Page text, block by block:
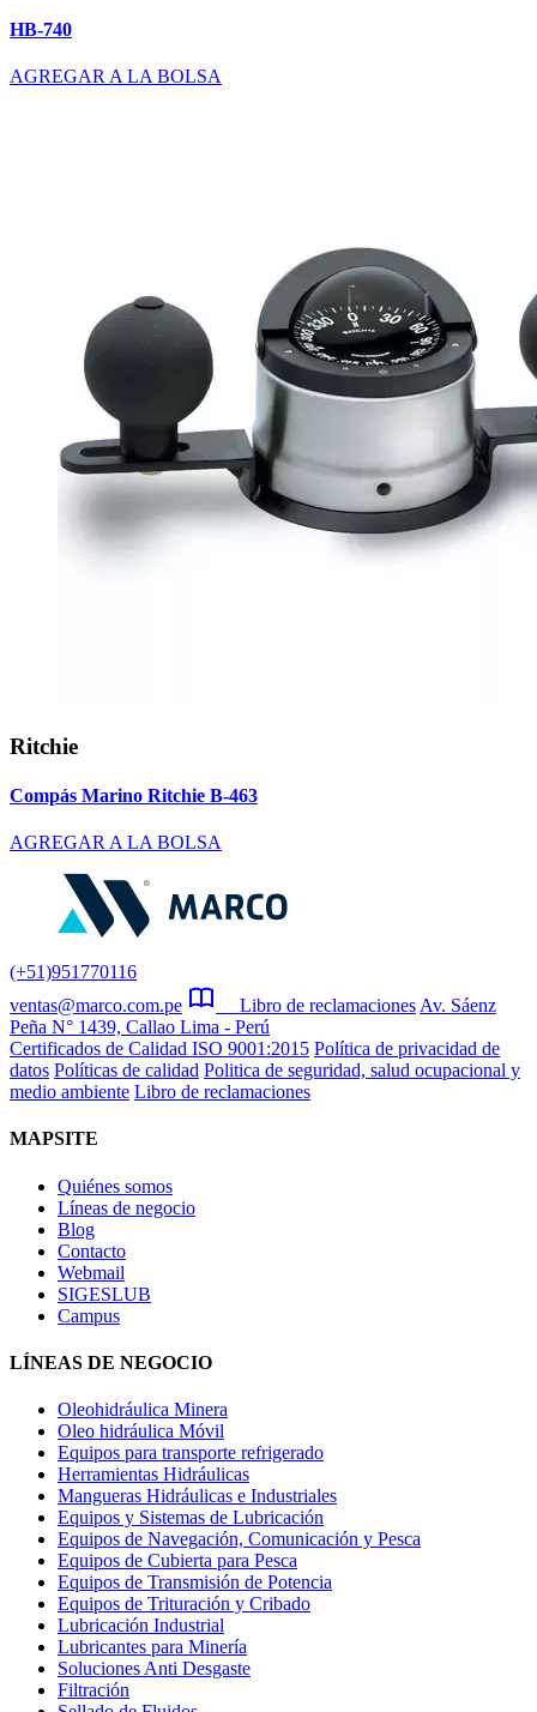
HB-740
AGREGAR A LA BOLSA
Ritchie
Compás Marino Ritchie B-463
AGREGAR A LA BOLSA
(+51)951770116
ventas@marco.com.pe
Libro de reclamaciones Av. Sáenz
Peña N° 1439, Callao Lima - Perú
Certificados de Calidad ISO 9001:2015 Política de privacidad de
datos Políticas de calidad Politica de seguridad, salud ocupacional y
medio ambiente Libro de reclamaciones
MAPSITE
Quiénes somos
Líneas de negocio
Blog
Contacto
Webmail
SIGESLUB
Campus
LÍNEAS DE NEGOCIO
Oleohidráulica Minera
Oleo hidráulica Móvil
Equipos para transporte refrigerado
Herramientas Hidráulicas
Mangueras Hidráulicas e Industriales
Equipos y Sistemas de Lubricación
Equipos de Navegación, Comunicación y Pesca
Equipos de Cubierta para Pesca
Equipos de Transmisión de Potencia
Equipos de Trituración y Cribado
Lubricación Industrial
Lubricantes para Minería
Soluciones Anti Desgaste
Filtración